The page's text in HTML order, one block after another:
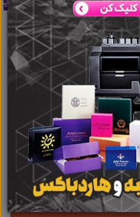
آبنما موزیکال